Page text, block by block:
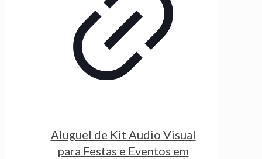
Aluguel de Kit Audio Visual
para Festas e Eventos em